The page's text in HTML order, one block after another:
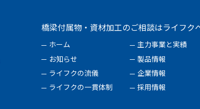
橋梁付属物・資材加工のご相談はライフク
ホーム
お知らせ
ライフクの流儀
ライフクの一貫体制
主力事業と実績
製品情報
企業情報
採用情報